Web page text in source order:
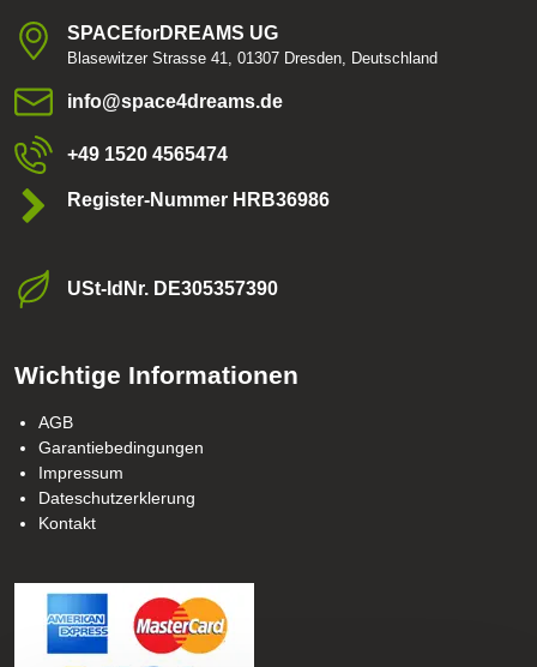
SPACEforDREAMS UG
Blasewitzer Strasse 41, 01307 Dresden, Deutschland
info​@space4dreams​.de
+49 1520 4565474
Register-Nummer HRB36986
USt-ldNr​. DE305357390
Wichtige Informationen
AGB
Garantiebedingungen
Impressum
Dateschutzerklerung
Kontakt